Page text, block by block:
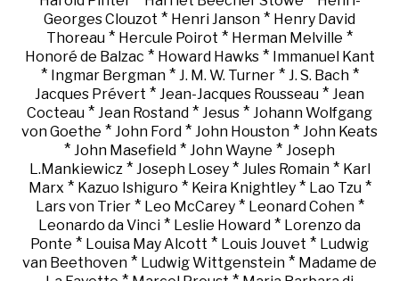
Georges Clouzot * Henri Janson * Henry David
Thoreau * Hercule Poirot * Herman Melville *
Honoré de Balzac * Howard Hawks* Immanuel Kant
* Ingmar Bergman* J. M. W. Turner* J. S. Bach*
Jacques Prévert * Jean-Jacques Rousseau * Jean
Cocteau * Jean Rostand * Jesus * Johann Wolfgang
von Goethe * John Ford * John Houston * John Keats
* John Masefield * John Wayne * Joseph
L.Mankiewicz* Joseph Losey* Jules Romain* Karl
Marx * Kazuo Ishiguro * Keira Knightley* Lao Tzu*
Lars von Trier* Leo McCarey* Leonard Cohen*
Leonardo da Vinci * Leslie Howard * Lorenzo da
Ponte * Louisa May Alcott * Louis Jouvet * Ludwig
van Beethoven * Ludwig Wittgenstein * Madame de